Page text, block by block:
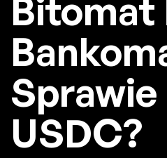
Bitomat
Sprawie
USDC?